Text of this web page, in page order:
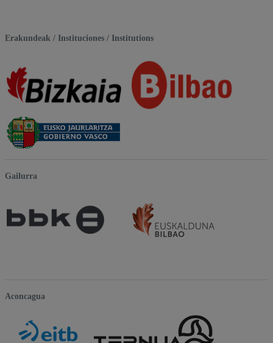
Erakundeak / Instituciones / Institutions
Gailurra
Aconcagua